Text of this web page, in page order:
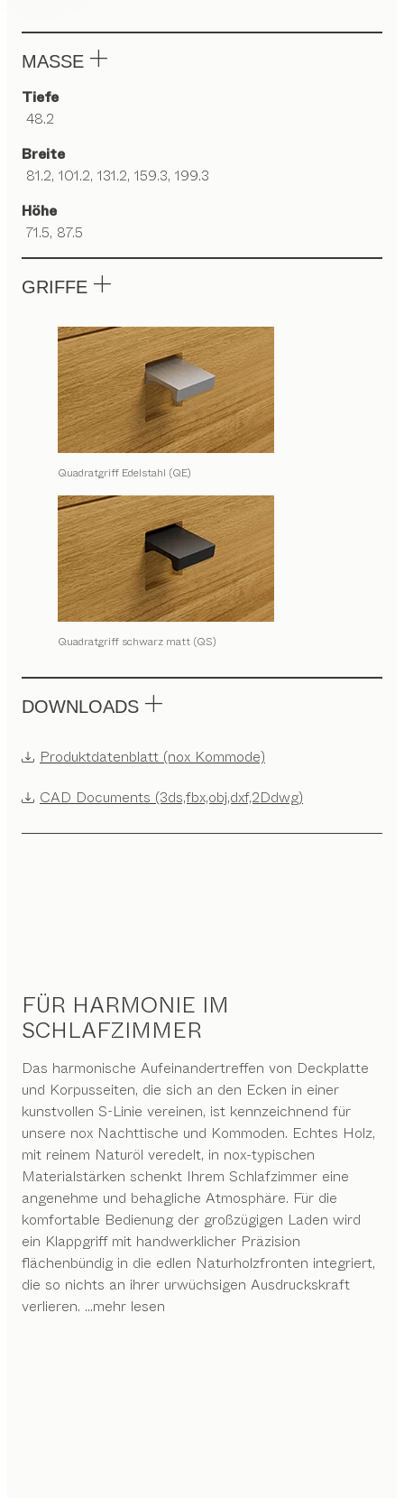
MASSE
Tiefe
48.2
Breite
81.2, 101.2, 131.2, 159.3, 199.3
Höhe
71.5, 87.5
GRIFFE
Quadratgriff Edelstahl (QE)
Quadratgriff schwarz matt (QS)
DOWNLOADS
Produktdatenblatt (nox Kommode)
CAD Documents (3ds,fbx,obj,dxf,2Ddwg)
FÜR HARMONIE IM
SCHLAFZIMMER
Das harmonische Aufeinandertreffen von Deckplatte
und Korpusseiten, die sich an den Ecken in einer
kunstvollen S-Linie vereinen, ist kennzeichnend für
unsere nox Nachttische und Kommoden. Echtes Holz,
mit reinem Naturöl veredelt, in nox-typischen
Materialstärken schenkt Ihrem Schlafzimmer eine
angenehme und behagliche Atmosphäre. Für die
komfortable Bedienung der großzügigen Laden wird
ein Klappgriff mit handwerklicher Präzision
flächenbündig in die edlen Naturholzfronten integriert,
die so nichts an ihrer urwüchsigen Ausdruckskraft
verlieren. ...mehr lesen